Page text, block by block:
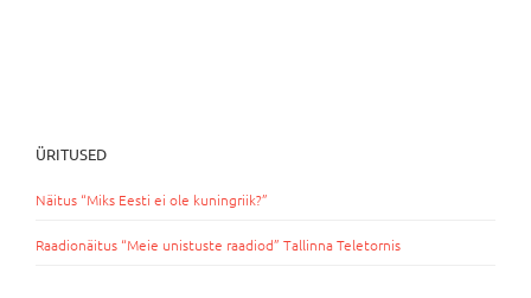
ÜRITUSED
Näitus “Miks Eesti ei ole kuningriik?”
Raadionäitus “Meie unistuste raadiod” Tallinna Teletornis